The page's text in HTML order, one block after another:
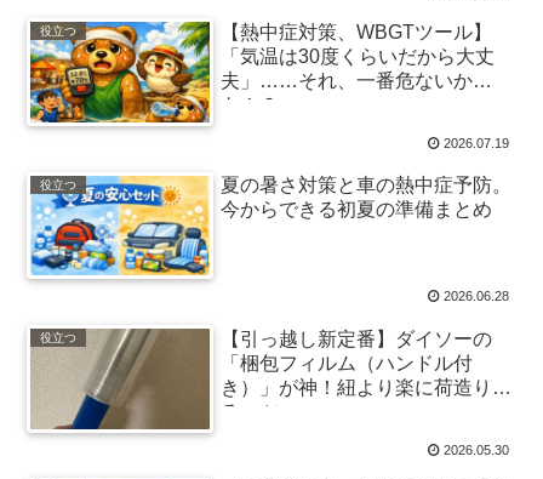
役立つ
【熱中症対策、WBGTツール】
「気温は30度くらいだから大丈
夫」……それ、一番危ないか
も！？
2026.07.19
役立つ
夏の暑さ対策と車の熱中症予防。
今からできる初夏の準備まとめ
2026.06.28
役立つ
【引っ越し新定番】ダイソーの
「梱包フィルム（ハンドル付
き）」が神！紐より楽に荷造りす
るコツ
2026.05.30